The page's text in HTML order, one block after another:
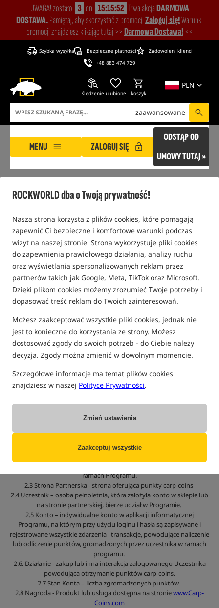
ROCKWORLD dba o Twoją prywatność!
Nasza strona korzysta z plików cookies, które pomagają
zapewnić Ci bezpieczne i komfortowe warunki podczas
wizyt na naszej stronie. Strona wykorzystuje pliki cookies
do zapewnienia prawidłowego działania, analizy ruchu
oraz wyświetlania spersonalizowanych reklam przez
partnerów takich jak Google, Meta, TikTok oraz Microsoft.
Dzięki plikom cookies możemy zrozumieć Twoje potrzeby i
dopasować treść reklam do Twoich zainteresowań.
Możesz zaakceptować wszystkie pliki cookies, jednak nie
jest to konieczne do korzystania ze strony. Możesz
dostosować zgody do swoich potrzeb - do Ciebie należy
decyzja. Zgody można zmienić w dowolnym momencie.
Szczegółowe informacje ma temat plików cookies
znajdziesz w naszej Polityce Prywatności.
Zmień ustawienia
Zaakceptuj wszystkie
UWAGA! zostało: 3 dni 15:15:52 Trwa akcjaDARMOWA
DOSTAWA.Pamiętaj, aby skorzystać z promocjiZaloguj się!Warunki
promocji znajdziesz klikając tutaj >>Darmowa Dostawa! <<
Szybka wysyłka Bezpieczne płatności
Zadowoleni klienci
+48 883 474 729
PLN
śledzenie ulubione koszyk
zaawansowane
MENU ZALOGUJ SIĘ
ODSTĄP OD
UMOWY TUTAJ »
REGULAMIN
§ 1. Postanowienia ogólne
1.1 Program lojalnościowy jest prowadzony pod nazwą Carp-Coins.
1.2 Organizatorem programu jest Firma ROCKWORLD Łukasz Pawlik
z siedzibą w Raciborzu, pod adresem ul. Mikołaja 9A, 47-400 Racibórz,
mail: [email protected]
1.3 Program jest prowadzony w sklepach i na stronach partnerskich
1.4 Program rozpoczął się w dniu 22.12.2017 roku i trwa do
odwołania.
2.1 Program – Program Lojalnościowy Program Punkty za zakupy
ramach Programu.
2.3 Strona Partnerska - strona oferująca punkty carp-coins
2.4 Uczestnik – osoba pełnoletnia, która założyła konto w sklepie lub
na stronie partnerskiej, bierze udział w Programie.
2.5 Konto – indywidualne konto w aplikacji informatycznej
Programu, na którym przy użyciu loginu i hasła są zapisywane i
rejestrowane wszystkie zdarzenia i transakcje, powodujące naliczenie
lub odliczenie punktów, gromadzonych przez uczestnika w ramach
programu.
2.6. Działanie - zakup lub inna interakcja zalogowanego Uczestnika
powodująca otrzymanie punktów carp-coins.
2.7 Stan Konta – liczba zgromadzonych punktów.
2.8 Nagroda - Produkt lub usługa dostępna na stroniewww.Carp-
Coins.com